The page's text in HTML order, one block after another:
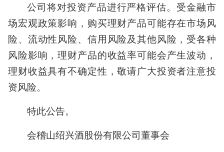
公司将对投资产品进行严格评估。受金融市
场宏观政策影响，购买理财产品可能存在市场风
险、流动性风险、信用风险及其他风险，受各种
风险影响，理财产品的收益率可能会产生波动，
理财收益具有不确定性，敬请广大投资者注意投
资风险。
特此公告。
会稽山绍兴酒股份有限公司董事会